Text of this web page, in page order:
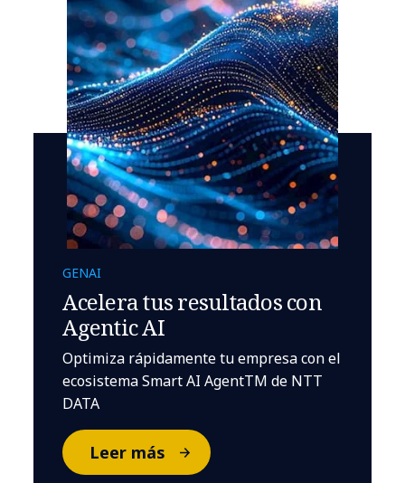
GENAI
Acelera tus resultados con
Agentic AI
Optimiza rápidamente tu empresa con el
ecosistema Smart AI AgentTM de NTT
DATA
Leer más